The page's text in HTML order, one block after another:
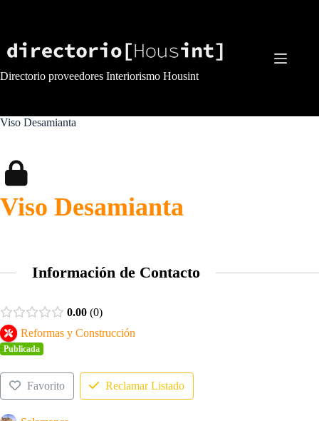
Directorio proveedores Interiorismo Housint
Viso Desamianta
Viso Desamianta
Información de Contacto
0.00 0
Reformas y Construcción
Publicada
Favorito Reclamar Listado